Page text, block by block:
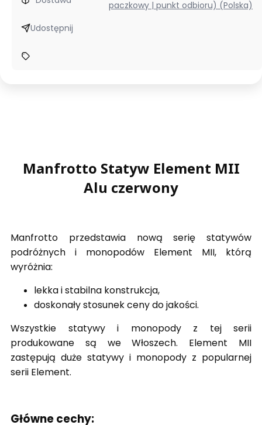
paczkowy | punkt odbioru) (Polska)
Udostępnij
Manfrotto Statyw Element MII
Alu czerwony
Manfrotto przedstawia nową serię statywów
podróżnych i monopodów Element MII, którą
wyróżnia:
lekka i stabilna konstrukcja,
doskonały stosunek ceny do jakości.
Wszystkie statywy i monopody z tej serii
produkowane są we Włoszech. Element MII
zastępują duże statywy i monopody z popularnej
serii Element.
Główne cechy: